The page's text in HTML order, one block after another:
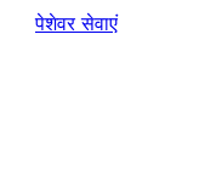
पेशेवर सेवाएं